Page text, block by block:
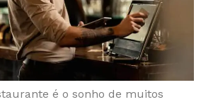
é o sonho de muitos